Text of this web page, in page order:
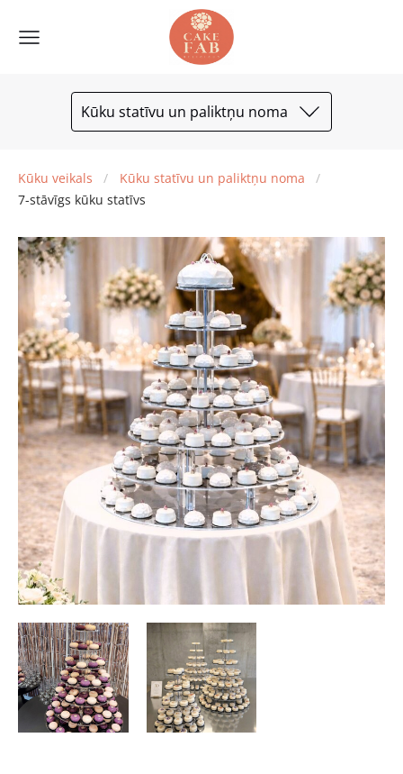
Kūku statīvu un paliktņu noma
Kūku veikals
Kūku statīvu un paliktņu noma
7-stāvīgs kūku statīvs